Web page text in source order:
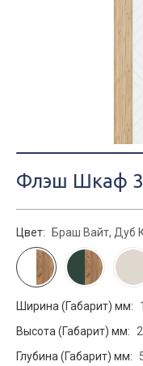
Флэш Шкаф
Цвет: Браш Вайт, Дуб
Ширина (Габарит) мм:
Высота (Габарит) мм:
Глубина (Габарит) мм: